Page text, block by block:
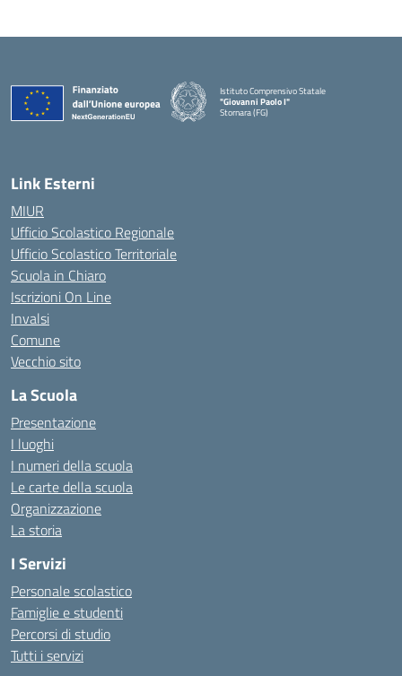
Istituto Comprensivo Statale
"Giovanni Paolo I"
Stornara (FG)
Link Esterni
MIUR
Ufficio Scolastico Regionale
Ufficio Scolastico Territoriale
Scuola in Chiaro
Iscrizioni On Line
Invalsi
Comune
Vecchio sito
La Scuola
Presentazione
I luoghi
I numeri della scuola
Le carte della scuola
Organizzazione
La storia
I Servizi
Personale scolastico
Famiglie e studenti
Percorsi di studio
Tutti i servizi